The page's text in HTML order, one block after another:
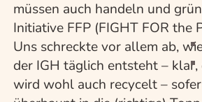
müssen auch handeln und
Initiative FFP (FIGHT FOR the
Uns schreckte vor allem ab,
der IGH täglich entsteht – klar,
wird wohl auch recycelt –